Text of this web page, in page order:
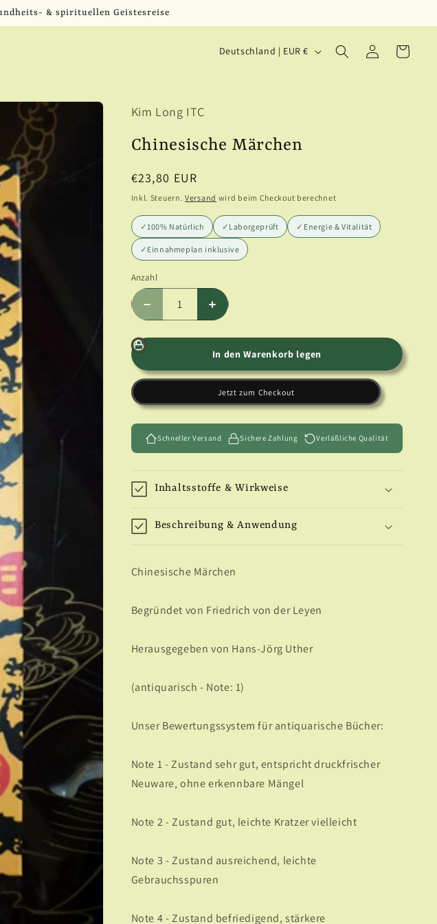
& spirituellen Geistesreise
L
/
g
i
o
Deutschland | EUR € EinloggenWarenkorb
Kim Long ITC
Chinesische Märchen
Normaler
Preis
€23,80 EUR
Inkl. Steuern.Versand wird beim Checkout berechnet
✓100% Natürlich ✓ Laborgeprüft ✓ Energie & Vitalität
✓ Einnahmeplan inklusive
Anzahl
Anzahl
Verringere
die
Menge
Chinesische
Märchen
Erhöhe
die
Menge
für
Chinesische
Märchen
In den Warenkorb legen
Jetzt zum Checkout
Schneller Versand Sichere Zahlung Verläßliche Qualität
Inhaltsstoffe & Wirkweise
Beschreibung & Anwendung
Chinesische Märchen
Begründet von Friedrich von der Leyen
Herausgegeben von Hans-Jörg Uther
(antiquarisch - Note: 1)
Unser Bewertungssystem für antiquarische Bücher:
Note 1 - Zustand sehr gut, entspricht druckfrischer
Neuware, ohne erkennbare Mängel
Note 2 - Zustand gut, leichte Kratzer vielleicht
Note 3 - Zustand ausreichend, leichte
Gebrauchsspuren
Note 4 - Zustand befriedigend, stärkere